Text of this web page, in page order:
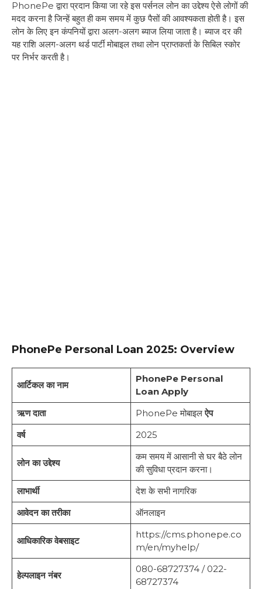
PhonePe द्वारा प्रदान किया जा रहे इस पर्सनल लोन का उद्देश्य ऐसे लोगों की
मदद करना है जिन्हें बहुत ही कम समय में कुछ पैसों की आवश्यकता होती है। इस
लोन के लिए इन कंपनियों द्वारा अलग-अलग ब्याज लिया जाता है। ब्याज दर की
यह राशि अलग-अलग थर्ड पार्टी मोबाइल तथा लोन प्राप्तकर्ता के सिबिल स्कोर
पर निर्भर करती है।
PhonePe Personal Loan 2025: Overview
आर्टिकल का नाम
PhonePe Personal
Loan Apply
ऋण दाता
PhonePe मोबाइलऐप
वर्ष
2025
लोन का उद्देश्य
कम समय में आसानी से घर बैठे लोन
की सुविधा प्रदान करना।
लाभार्थी
देश के सभी नागरिक
आवेदन का तरीका
ऑनलाइन
आधिकारिक वेबसाइट
https://cms.phonepe.co
m/en/myhelp/
हेल्पलाइन नंबर
080-68727374 / 022-
68727374